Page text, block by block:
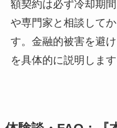
額契約は必ず冷却期
や専門家と相談して
す。金融的被害を避
を具体的に説明します